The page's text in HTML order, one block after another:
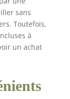
sans
Toutefois,
à
un achat